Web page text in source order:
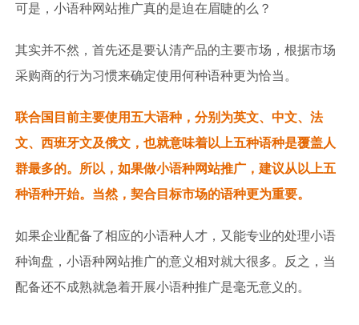
可是，小语种网站推广真的是迫在眉睫的么？
其实并不然，首先还是要认清产品的主要市场，根据市场
采购商的行为习惯来确定使用何种语种更为恰当。
联合国目前主要使用五大语种，分别为英文、中文、法
文、西班牙文及俄文，也就意味着以上五种语种是覆盖人
群最多的。所以，如果做小语种网站推广，建议从以上五
种语种开始。当然，契合目标市场的语种更为重要。
如果企业配备了相应的小语种人才，又能专业的处理小语
种询盘，小语种网站推广的意义相对就大很多。反之，当
配备还不成熟就急着开展小语种推广是毫无意义的。